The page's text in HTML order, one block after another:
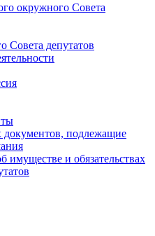
окружного Совета
Совета депутатов
подлежащие
имуществе и обязательствах